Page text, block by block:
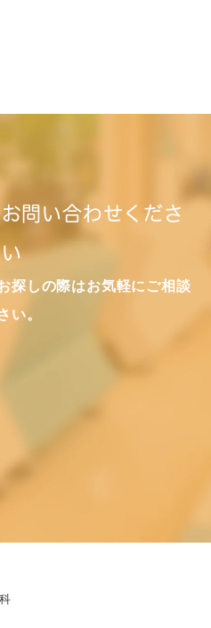
問い合わせくださ
い
探しの際はお気軽にご相談
い。